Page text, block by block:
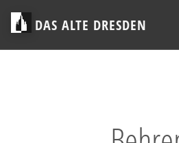
DAS ALTE DRESDEN